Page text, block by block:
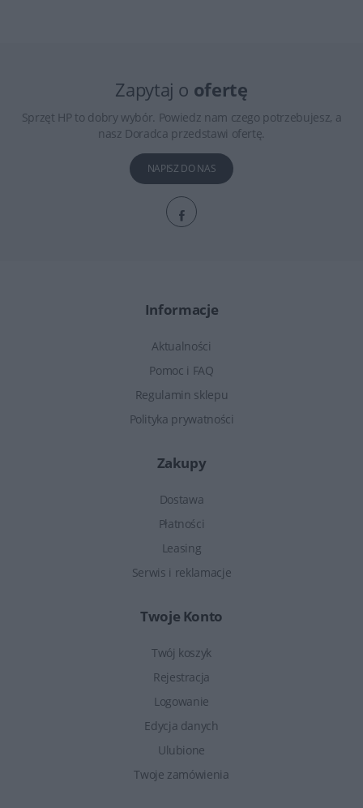
Zapytaj o ofertę
Sprzęt HP to dobry wybór. Powiedz nam czego potrzebujesz, a
nasz Doradca przedstawi ofertę.
NAPISZ DO NAS
Informacje
Aktualności
Pomoc i FAQ
Regulamin sklepu
Polityka prywatności
Zakupy
Dostawa
Płatności
Leasing
Serwis i reklamacje
Twoje Konto
Twój koszyk
Rejestracja
Logowanie
Edycja danych
Ulubione
Twoje zamówienia